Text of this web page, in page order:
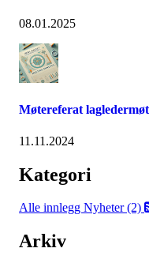
08.01.2025
Møtereferat
11.11.2024
Kategori
Alle innlegg Nyheter (2)
Arkiv